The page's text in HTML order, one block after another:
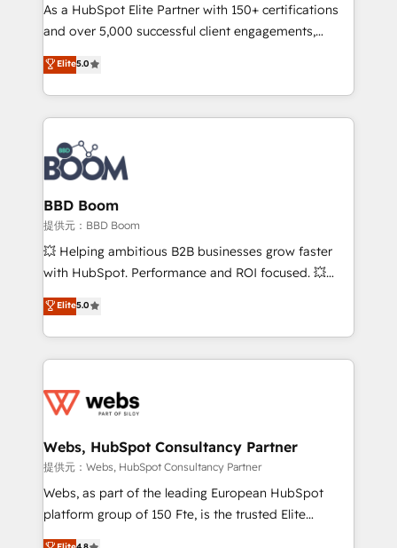
stratégies d'acquisition marketing (SEO, SEA,
inbound, automatisation marketing, ABM, IA,
emailing) Informations clés : - 10 ans d'expérience -
100+ intégrations CRM HubSpot réussies - 40
experts conseil - 150 certifications HubSpot
cumulées
As a HubSpot Elite Partner with 150+ certifications
and over 5,000 successful client engagements,
Vonazon turns marketing complexity into
measurable, scalable growth. From onboarding to
enterprise-grade campaigns, our in-house team
builds scalable strategies that drive long-term
revenue. ⚙️ HubSpot Integration & Optimization •
Seamless CRM, CMS, and automation setup •
Complex platform migrations and data cleanups •
Custom APIs and third-party integrations 📈 End-to-
End Revenue Acceleration • Lifecycle marketing and
pipeline growth programs • Sales enablement tools
and CRM optimization • Retention strategies with
Execution • 750+ onboardings and 2,000+
implementations • Deep expertise across marketing,
Elite5.0
BBD Boom
提供元：BBD Boom
💥 Helping ambitious B2B businesses grow faster
with HubSpot. Performance and ROI focused. 💥
BBD Boom is the HubSpot partner that can help you
to HubSpot Better. We work with your teams to
solve all your HubSpot challenges and improve user
adoption, sales process and marketing results.
the first time 🔧 Designing and optimising your
and build using HubSpot 🔌 Integrating HubSpot
with other systems 🎓 Training your teams to be
HubSpot pros 📊 Lead generation services using
HubSpot Why us? - SIX HubSpot Accreditations -
Elite5.0
Webs, HubSpot Consultancy Partner
提供元：Webs, HubSpot Consultancy Partner
Webs, as part of the leading European HubSpot
platform group of 150 Fte, is the trusted Elite
HubSpot CRM Partner offering you a roadmap on